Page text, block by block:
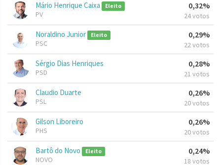
Mário Henrique Caixa Eleito
PV
0,32%
24 votos
Noraldino Junior Eleito
PSC
0,29%
22 votos
Sérgio Dias Henriques
PSD
0,28%
21 votos
Claudio Duarte
PSL
0,26%
20 votos
Gilson Liboreiro
PHS
0,26%
20 votos
Bartô do Novo Eleito
NOVO
0,24%
18 votos